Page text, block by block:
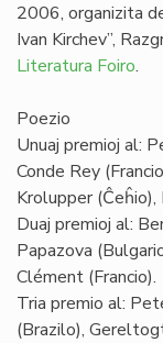
2006, organizita
Ivan Kirchev”,
Literatura Foiro.
Poezio
Unuaj premioj al:
Conde Rey
Krolupper
Duaj premioj al:
Papazova
Clément (Francio).
Tria premio al:
(Brazilo),